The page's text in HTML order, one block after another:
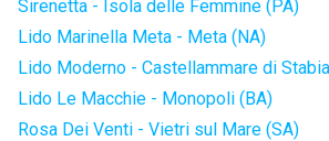
Sirenetta - Isola delle Femmine (PA)
Lido Marinella Meta - Meta (NA)
Lido Moderno - Castellammare di
Lido Le Macchie - Monopoli (BA)
Rosa Dei Venti - Vietri sul Mare (SA)